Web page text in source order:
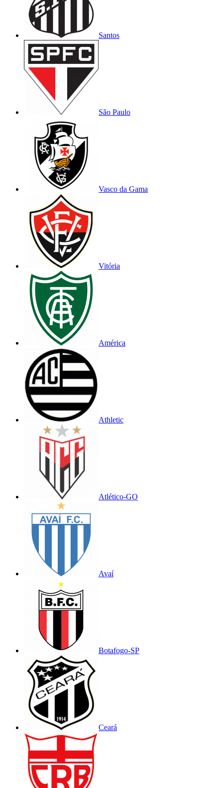
Santos
São Paulo
Vasco da Gama
Vitória
América
Athletic
Atlético-GO
Avaí
Botafogo-SP
Ceará